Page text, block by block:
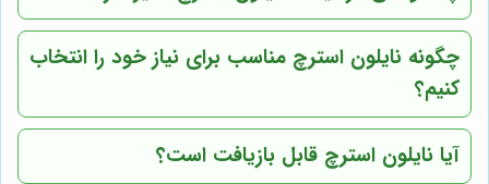
چگونه نایلون استرچ مناسب برای نیاز خود را انتخاب
کنیم؟
آیا نایلون استرچ قابل بازیافت است؟